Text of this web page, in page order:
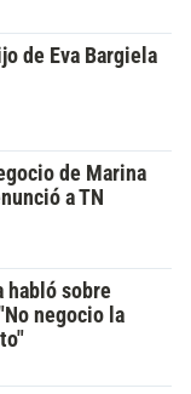
de Eva Bargiela
de Marina
a TN
habló sobre
negocio la